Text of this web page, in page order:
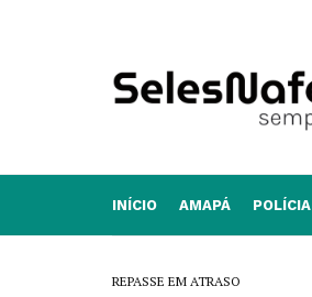
INÍCIO AMAPÁ POLÍCIA
REPASSE EM ATRASO